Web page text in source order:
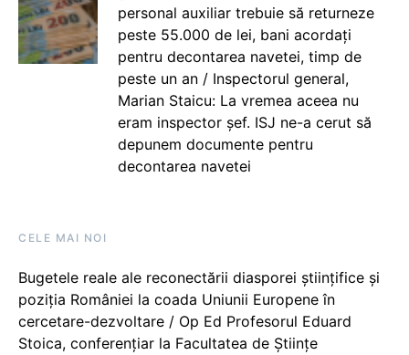
personal auxiliar trebuie să returneze
peste 55.000 de lei, bani acordați
pentru decontarea navetei, timp de
peste un an / Inspectorul general,
Marian Staicu: La vremea aceea nu
eram inspector șef. ISJ ne-a cerut să
depunem documente pentru
decontarea navetei
CELE MAI NOI
Bugetele reale ale reconectării diasporei științifice și
poziția României la coada Uniunii Europene în
cercetare-dezvoltare / Op Ed Profesorul Eduard
Stoica, conferențiar la Facultatea de Științe